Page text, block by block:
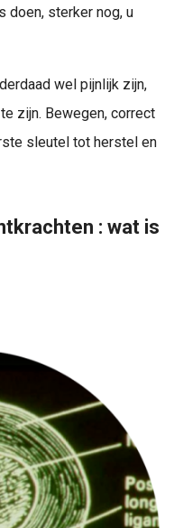
doen, sterker nog, u
wel pijnlijk zijn,
zijn. Bewegen, correct
sleutel tot herstel en
: wat is